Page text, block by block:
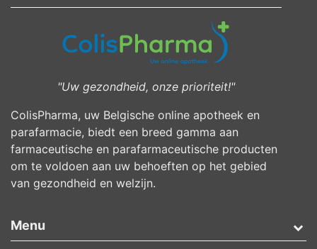
"Uw gezondheid, onze prioriteit!"
ColisPharma, uw Belgische online apotheek en
parafarmacie, biedt een breed gamma aan
farmaceutische en parafarmaceutische producten
om te voldoen aan uw behoeften op het gebied
van gezondheid en welzijn.
Menu